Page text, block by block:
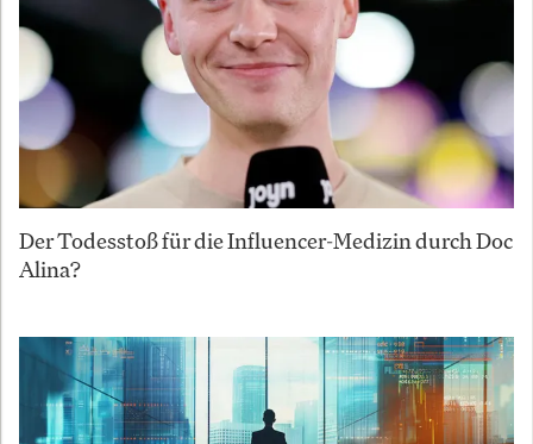
Der Todesstoß für die Influencer-Medizin durch Doc
Alina?